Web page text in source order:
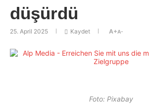
düşürdü
25. April 2025 Kaydet A+A-
Foto: Pixabay